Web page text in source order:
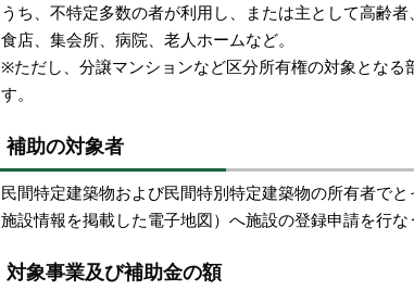
うち、不特定多数の者が利用し、または主として高齢
食店、集会所、病院、老人ホームなど。
※ただし、分譲マンションなど区分所有権の対象となる
す。
補助の対象者
民間特定建築物および民間特別特定建築物の所有者で
施設情報を掲載した電子地図）へ施設の登録申請を行な
対象事業及び補助金の額